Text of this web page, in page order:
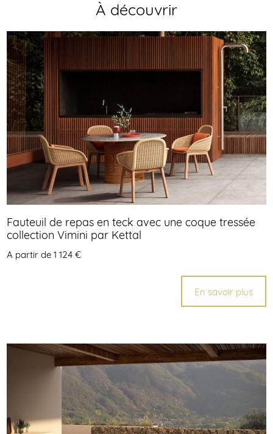
À découvrir
Fauteuil de repas en teck avec une coque tressée
collection Vimini par Kettal
A partir de 1 124 €
En savoir plus